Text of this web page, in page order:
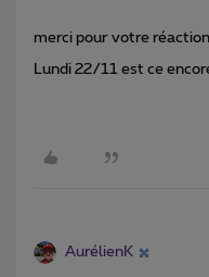
merci pour votre
Lundi 22/11 est ce
AurélienK